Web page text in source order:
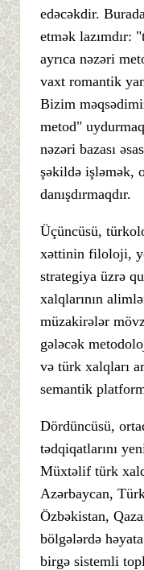
edəcəkdir.
etmək lazımdır:
ayrıca nəzəri
vaxt romantik
Bizim
metod"
nəzəri bazası
şəkildə işləmək,
danışdırmaqdır.
Üçüncüsü,
xəttinin filoloji,
strategiya üzrə
xalqlarının
müzakirələr
gələcək
və türk xalqları
semantik
Dördüncüsü,
tədqiqatlarını
Müxtəlif türk
Azərbaycan,
Özbəkistan,
bölgələrdə
birgə sistemli